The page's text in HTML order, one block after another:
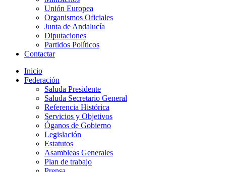
Unión Europea
Organismos Oficiales
Junta de Andalucía
Diputaciones
Partidos Políticos
Contactar
Inicio
Federación
Saluda Presidente
Saluda Secretario General
Referencia Histórica
Servicios y Objetivos
Óganos de Gobierno
Legislación
Estatutos
Asambleas Generales
Plan de trabajo